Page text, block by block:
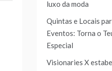
luxo da moda
Quintas e Locais
Eventos: Torna o
Especial
Visionaries X